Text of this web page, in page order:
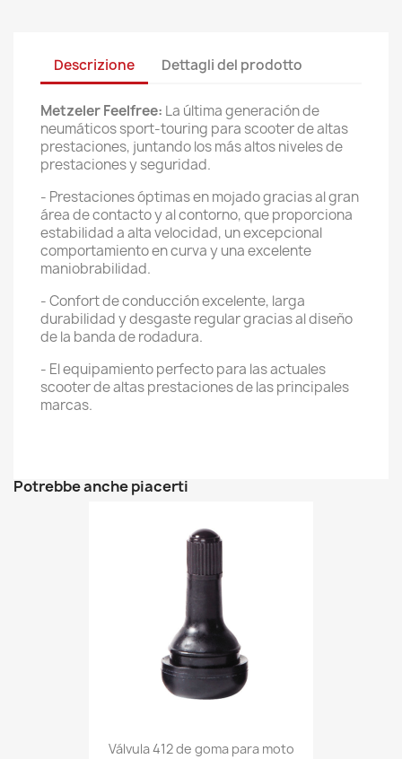
Descrizione Dettagli del prodotto
Metzeler Feelfree: La última generación de
neumáticos sport-touring para scooter de altas
prestaciones, juntando los más altos niveles de
prestaciones y seguridad.
- Prestaciones óptimas en mojado gracias al gran
área de contacto y al contorno, que proporciona
estabilidad a alta velocidad, un excepcional
comportamiento en curva y una excelente
maniobrabilidad.
- Confort de conducción excelente, larga
durabilidad y desgaste regular gracias al diseño
de la banda de rodadura.
- El equipamiento perfecto para las actuales
scooter de altas prestaciones de las principales
marcas.
Potrebbe anche piacerti
Válvula 412 de goma para moto